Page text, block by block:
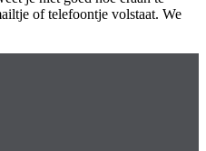
of telefoontje volstaat. We